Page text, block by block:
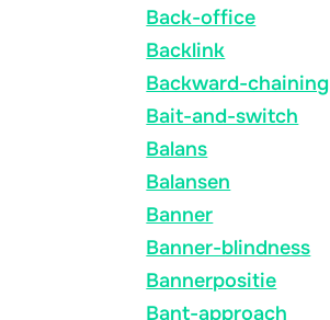
Back-office
Backlink
Backward-chaining
Bait-and-switch
Balans
Balansen
Banner
Banner-blindness
Bannerpositie
Bant-approach